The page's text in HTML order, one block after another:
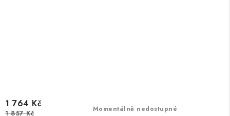
Momentálně nedostupné
1 764 Kč
1 857 Kč